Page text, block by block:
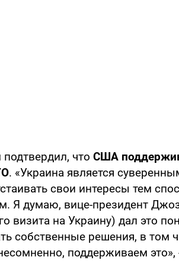
подтвердил, что США
. «Украина является
свои интересы тем
Я думаю, вице-президент
визита на Украину) дал это
собственные решения, в том
поддерживаем это»,